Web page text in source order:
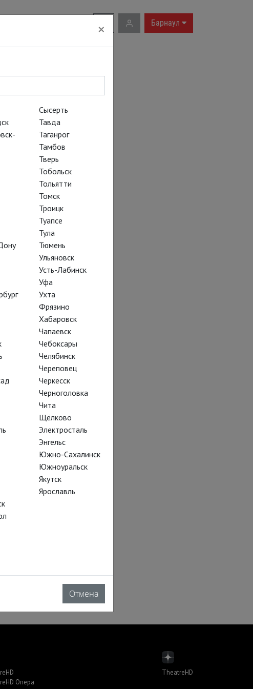
Барнаул
Опера
TheatreHD
×
Сысерть
Тавда
Таганрог
Тамбов
Тверь
Тобольск
Тольятти
Томск
Троицк
Туапсе
Тула
Тюмень
Ульяновск
Усть-Лабинск
Уфа
Ухта
Фрязино
Хабаровск
Чапаевск
Чебоксары
Челябинск
Череповец
Черкесск
Черноголовка
Чита
Щёлково
Электросталь
Энгельс
Южно-Сахалинск
Южноуральск
Якутск
Ярославль
Отмена